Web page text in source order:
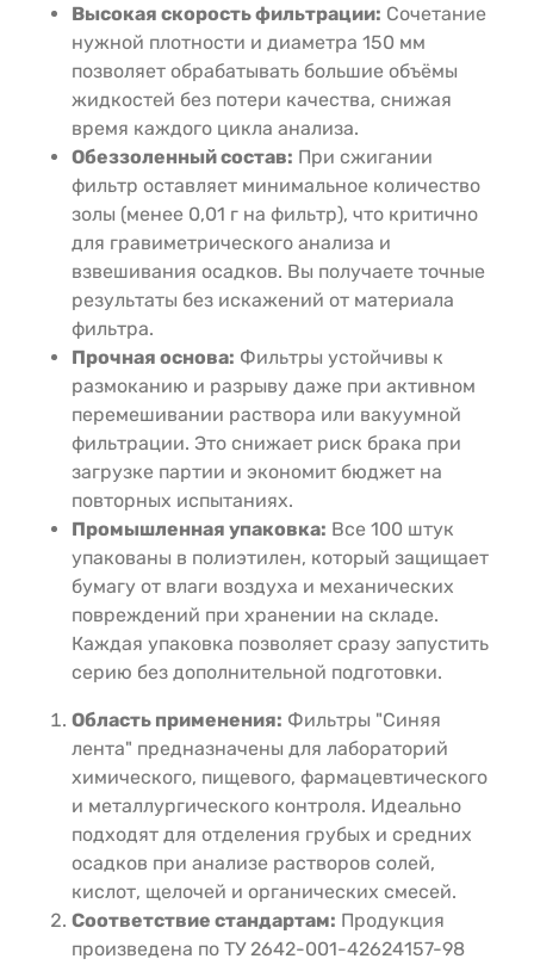
Высокая скорость фильтрации: Сочетание
нужной плотности и диаметра 150 мм
позволяет обрабатывать большие объёмы
жидкостей без потери качества, снижая
время каждого цикла анализа.
Обеззоленный состав: При сжигании
фильтр оставляет минимальное количество
золы (менее 0,01 г на фильтр), что критично
для гравиметрического анализа и
взвешивания осадков. Вы получаете точные
результаты без искажений от материала
фильтра.
Прочная основа: Фильтры устойчивы к
размоканию и разрыву даже при активном
перемешивании раствора или вакуумной
фильтрации. Это снижает риск брака при
загрузке партии и экономит бюджет на
повторных испытаниях.
Промышленная упаковка: Все 100 штук
упакованы в полиэтилен, который защищает
бумагу от влаги воздуха и механических
повреждений при хранении на складе.
Каждая упаковка позволяет сразу запустить
серию без дополнительной подготовки.
Область применения: Фильтры "Синяя
лента" предназначены для лабораторий
химического, пищевого, фармацевтического
и металлургического контроля. Идеально
подходят для отделения грубых и средних
осадков при анализе растворов солей,
кислот, щелочей и органических смесей.
Соответствие стандартам: Продукция
произведена по ТУ 2642-001-42624157-98